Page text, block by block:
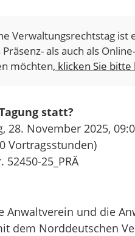
Verwaltungsrechtstag ist
als auch als
möchten, klicken Sie bitte
statt?
28. November 2025,
Vortragsstunden)
25_PRÄ
Anwaltverein und die
dem Norddeutschen